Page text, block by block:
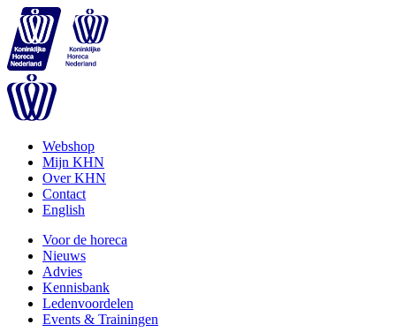
Webshop
Mijn KHN
Over KHN
Contact
English
Voor de horeca
Nieuws
Advies
Kennisbank
Ledenvoordelen
Events & Trainingen